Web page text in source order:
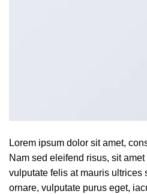
Lorem ipsum dolor sit amet,
Nam sed eleifend risus, sit
vulputate felis at mauris
ornare, vulputate purus eget,